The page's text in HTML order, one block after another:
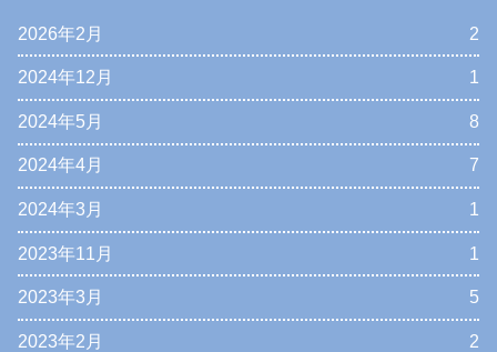
2026年2月 2
2024年12月 1
2024年5月 8
2024年4月 7
2024年3月 1
2023年11月 1
2023年3月 5
2023年2月 2